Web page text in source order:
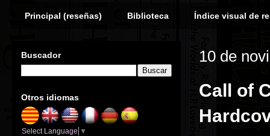
Principal (reseñas) Biblioteca Índice visual de
10 de
Call of
Buscador
Otros idiomas
Select Language ▼